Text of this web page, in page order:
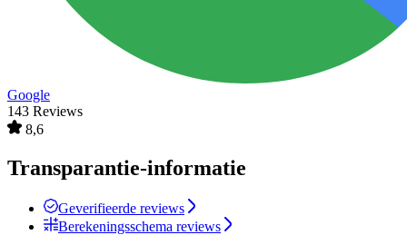
Google
143 Reviews
8,6
Transparantie-informatie
Geverifieerde reviews
Berekeningsschema reviews